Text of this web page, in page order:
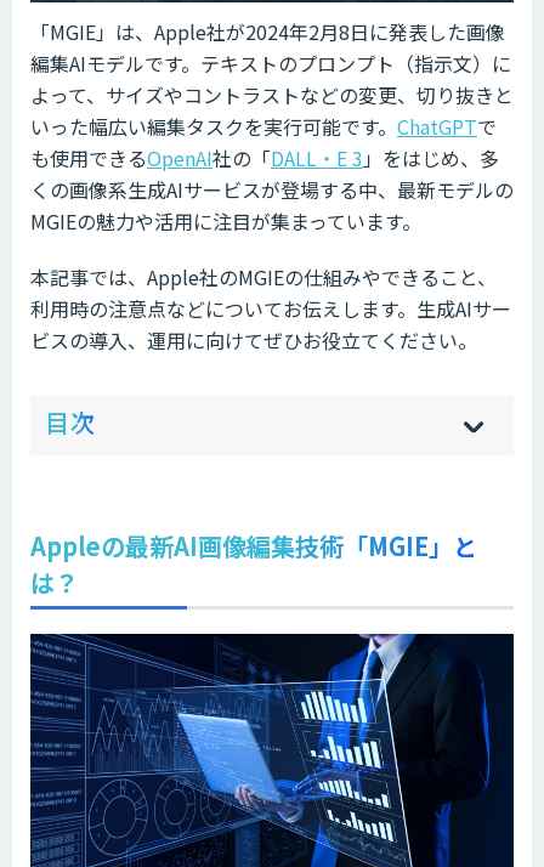
「MGIE」は、Apple社が2024年2月8日に発表した画像
編集AIモデルです。テキストのプロンプト（指示文）に
よって、サイズやコントラストなどの変更、切り抜きと
いった幅広い編集タスクを実行可能です。 ChatGPTで
も使用できるOpenAI社の「DALL・E 3」をはじめ、多
くの画像系生成AIサービスが登場する中、最新モデルの
MGIEの魅力や活用に注目が集まっています。
本記事では、Apple社のMGIEの仕組みやできること、
利用時の注意点などについてお伝えします。生成AIサー
ビスの導入、運用に向けてぜひお役立てください。
目次 hi
]
sh
]
Appleの最新AI画像編集技術「MGIE」と
は？